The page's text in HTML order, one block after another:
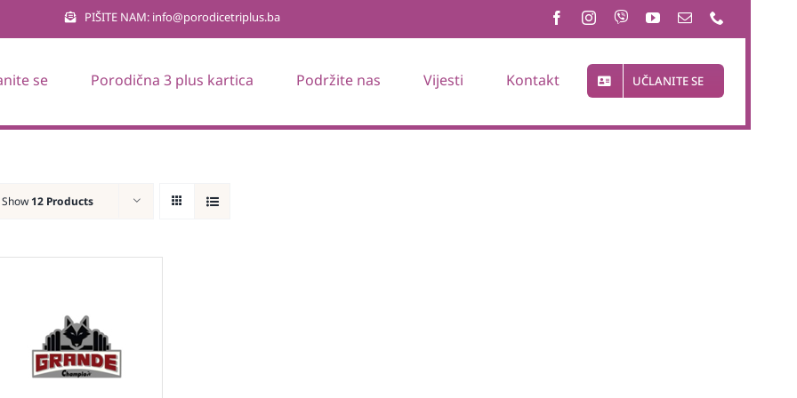
PIŠITE NAM: info@porodicetriplus.ba
se Porodična 3 plus kartica Podržite nas Vijesti Kontakt UČLANITE SE
Show 12 Products